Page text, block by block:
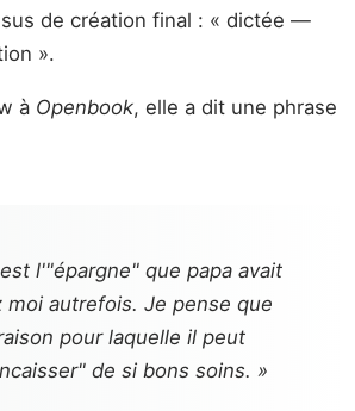
de création final : « dictée —
».
à Openbook, elle a dit une phrase
l'"épargne" que papa avait
moi autrefois. Je pense que
pour laquelle il peut
de si bons soins. »